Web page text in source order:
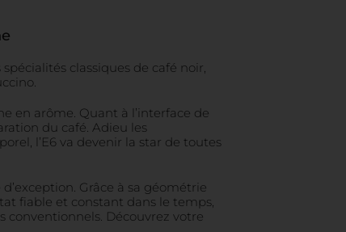
classiques de café noir,
en arôme. Quant à l’interface de
du café. Adieu les
l’E6 va devenir la star de toutes
Grâce à sa géométrie
fiable et constant dans le temps,
conventionnels. Découvrez votre